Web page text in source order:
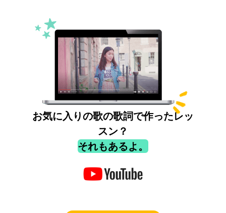
お気に入りの歌の歌詞で作ったレッ
スン？
それもあるよ。